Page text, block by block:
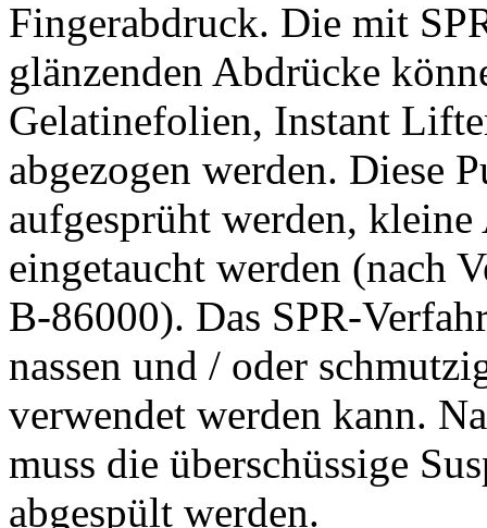
Fingerabdruck. Die mit
glänzenden Abdrücke
Gelatinefolien, Instant
abgezogen werden. Diese
aufgesprüht werden,
eingetaucht werden (nach
B-86000). Das SPR-
nassen und / oder
verwendet werden kann.
muss die überschüssige
abgespült werden.